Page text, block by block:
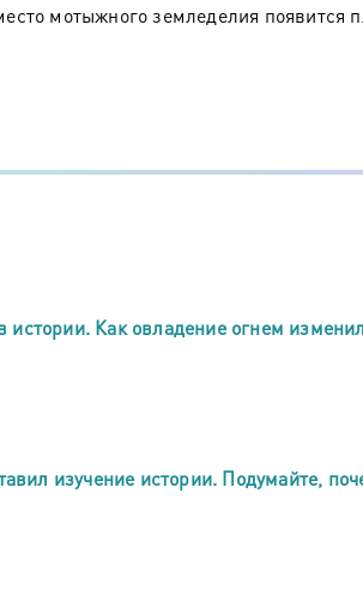
мотыжного земледелия появится
истории. Как овладение огнем
изучение истории. Подумайте,